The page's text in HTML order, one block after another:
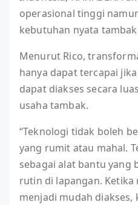
operasional tinggi
kebutuhan nyata
Menurut Rico,
hanya dapat tercapai
dapat diakses secara
usaha tambak.
“Teknologi tidak boleh
yang rumit atau mahal.
sebagai alat bantu yang
rutin di lapangan.
menjadi mudah diakses,